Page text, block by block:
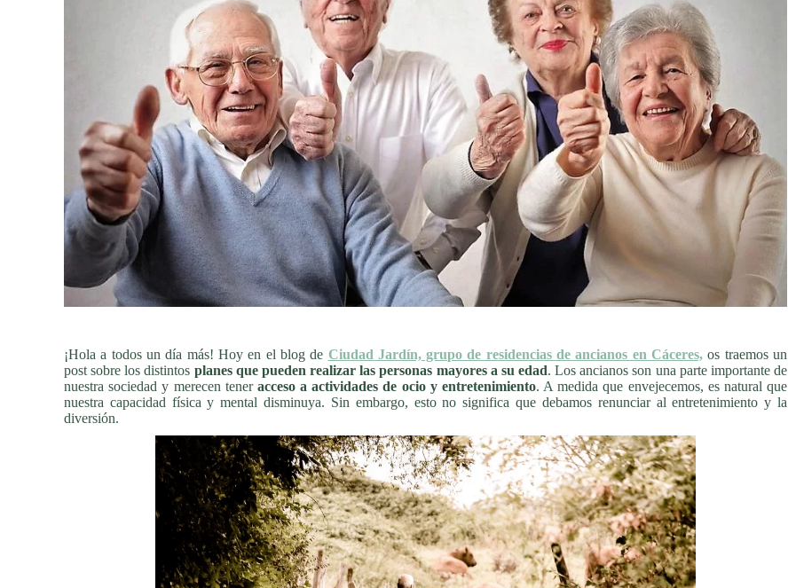
¡Hola a todos un día más! Hoy en el blog de Ciudad Jardín, grupo de residencias de ancianos en Cáceres, os traemos un
post sobre los distintos planes que pueden realizar las personas mayores a su edad. Los ancianos son una parte importante de
nuestra sociedad y merecen teneracceso a actividades de ocio y entretenimiento. A medida que envejecemos, es natural que
nuestra capacidad física y mental disminuya. Sin embargo, esto no significa que debamos renunciar al entretenimiento y la
diversión.